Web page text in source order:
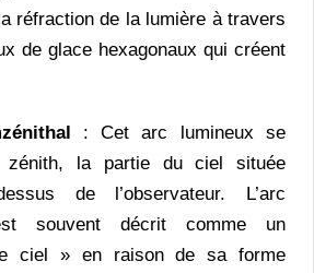
réfraction de la lumière à travers
de glace hexagonaux qui créent
: Cet arc lumineux se
zénith, la partie du ciel située
de l’observateur. L’arc
souvent décrit comme un
ciel » en raison de sa forme